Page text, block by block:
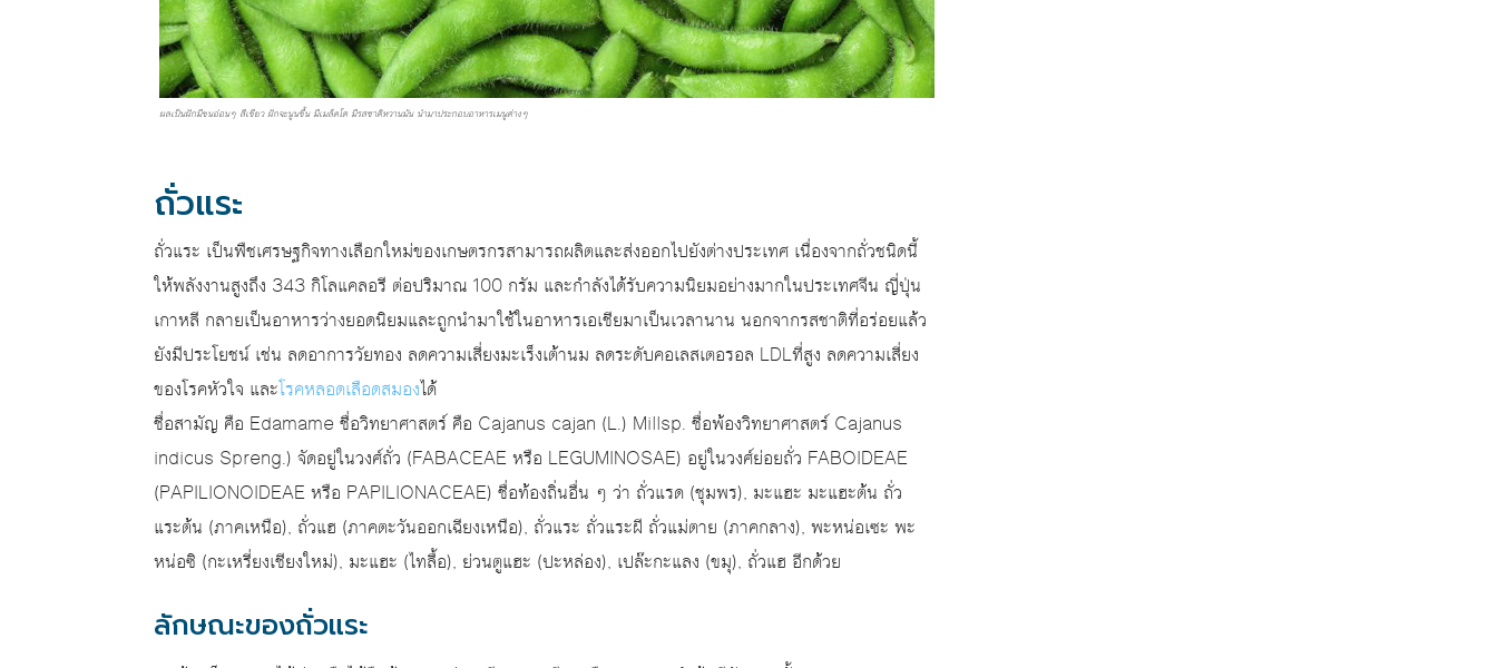
ผลเป็นฝักมีขนอ่อนๆ สีเขียว ฝักจะนูนขึ้น มีเมล็ดโต มีรสชาติหวานมัน นำมาประกอบอาหารเมนูต่างๆ
ถั่วแระ
ถั่วแระ เป็นพืชเศรษฐกิจทางเลือกใหม่ของเกษตรกรสามารถผลิตและส่งออกไปยังต่างประเทศ เนื่องจากถั่วชนิดนี้
ให้พลังงานสูงถึง 343 กิโลแคลอรี ต่อปริมาณ 100 กรัม และกำลังได้รับความนิยมอย่างมากในประเทศจีน ญี่ปุ่น
เกาหลี กลายเป็นอาหารว่างยอดนิยมและถูกนำมาใช้ในอาหารเอเชียมาเป็นเวลานาน นอกจากรสชาติที่อร่อยแล้ว
ยังมีประโยชน์ เช่น ลดอาการวัยทอง ลดความเสี่ยงมะเร็งเต้านม ลดระดับคอเลสเตอรอล LDLที่สูง ลดความเสี่ยง
ของโรคหัวใจ และโรคหลอดเลือดสมองได้
ชื่อสามัญ คือ Edamame ชื่อวิทยาศาสตร์ คือ Cajanus cajan (L.) Millsp. ชื่อพ้องวิทยาศาสตร์ Cajanus
indicus Spreng.) จัดอยู่ในวงศ์ถั่ว (FABACEAE หรือ LEGUMINOSAE) อยู่ในวงศ์ย่อยถั่ว FABOIDEAE
(PAPILIONOIDEAE หรือ PAPILIONACEAE) ชื่อท้องถิ่นอื่น ๆ ว่า ถั่วแรด (ชุมพร), มะแฮะ มะแฮะต้น ถั่ว
แระต้น (ภาคเหนือ), ถั่วแฮ (ภาคตะวันออกเฉียงเหนือ), ถั่วแระ ถั่วแระผี ถั่วแม่ตาย (ภาคกลาง), พะหน่อเซะ พะ
หน่อซิ (กะเหรี่ยงเชียงใหม่), มะแฮะ (ไทลื้อ), ย่วนตูแฮะ (ปะหล่อง), เปล๊ะกะแลง (ขมุ), ถั่วแฮ อีกด้วย
ลักษณะของถั่วแระ